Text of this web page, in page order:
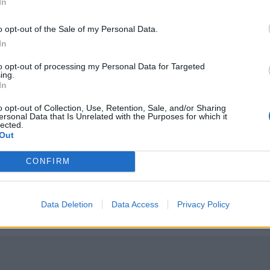
opt-out of the Sale of my Personal Data.
opt-out of processing my Personal Data for Targeted
opt-out of Collection, Use, Retention, Sale, and/or Sharing
Data that Is Unrelated with the Purposes for which it
CONFIRM
Data Deletion Data Access Privacy Policy
πυρκαγιάς
υψηλός ο κίνδυνος πυρκαγιάς
Κρήτη: Ριπές ανέμου έως 110 χλμ την ώρα - Παραμένει
Κρήτη: Ριπές ανέμου έως 110 χλμ
την ώρα - Παραμένει ο "κόκκινος"
τη θάλασσα
νεκρός από τη θάλασσα
Ηράκλειο: Σοβαρή βλάβη στη γεώτρηση των
Ηράκλειο: Σοβαρή βλάβη στη
Ηράκλειο: Σοβαρή βλάβη στη
γεώτρηση των Βασιλειών – Πού
υδροδότησης